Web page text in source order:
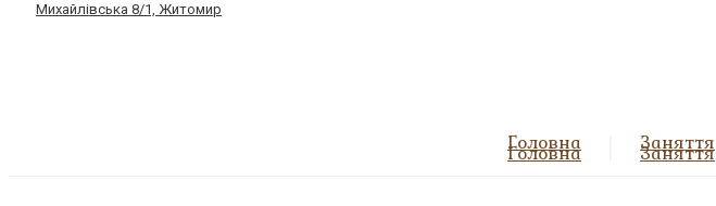
Михайлівська 8/1, Житомир
Головна Заняття
Головна Заняття